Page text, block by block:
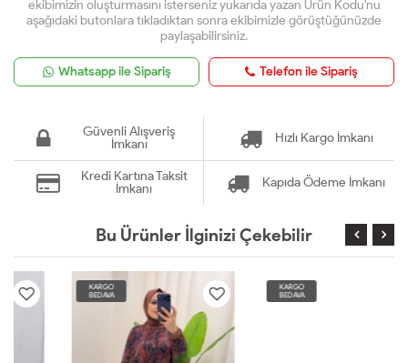
ekibimizin oluşturmasını isterseniz yukarıda yazan Ürün Kodu'nu
aşağıdaki butonlara tıkladıktan sonra ekibimizle görüştüğünüzde
paylaşabilirsiniz.
Whatsapp ile Sipariş Telefon ile Sipariş
Güvenli Alışveriş
İmkanı
Hızlı Kargo İmkanı
Kredi Kartına Taksit
İmkanı
Kapıda Ödeme İmkanı
Bu Ürünler İlginizi Çekebilir